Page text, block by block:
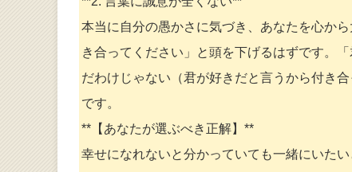
本当に自分の愚かさに気づき、あなたを心か
き合ってください」と頭を下げるはずです。
だわけじゃない（君が好きだと言うから付き
です。
**【あなたが選ぶべき正解】**
幸せになれないと分かっていても一緒にいた